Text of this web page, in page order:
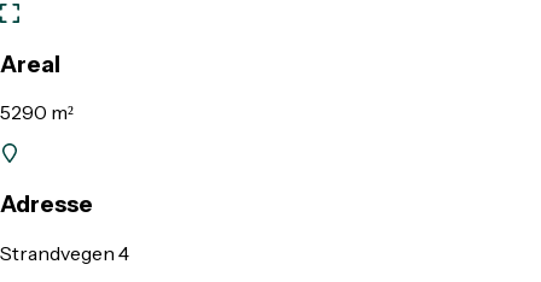
Areal
5290 m²
Adresse
Strandvegen 4